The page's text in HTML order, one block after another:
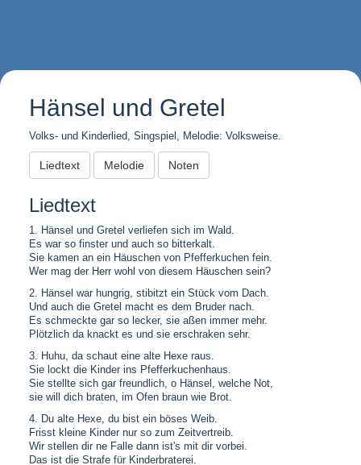
Hänsel und Gretel
Volks- und Kinderlied, Singspiel, Melodie: Volksweise.
Liedtext Melodie Noten
Liedtext
1. Hänsel und Gretel verliefen sich im Wald.
Es war so finster und auch so bitterkalt.
Sie kamen an ein Häuschen von Pfefferkuchen fein.
Wer mag der Herr wohl von diesem Häuschen sein?
2. Hänsel war hungrig, stibitzt ein Stück vom Dach.
Und auch die Gretel macht es dem Bruder nach.
Es schmeckte gar so lecker, sie aßen immer mehr.
Plötzlich da knackt es und sie erschraken sehr.
3. Huhu, da schaut eine alte Hexe raus.
Sie lockt die Kinder ins Pfefferkuchenhaus.
Sie stellte sich gar freundlich, o Hänsel, welche Not,
sie will dich braten, im Ofen braun wie Brot.
4. Du alte Hexe, du bist ein böses Weib.
Frisst kleine Kinder nur so zum Zeitvertreib.
Wir stellen dir ne Falle dann ist's mit dir vorbei.
Das ist die Strafe für Kinderbraterei.